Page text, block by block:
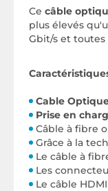
Ce câble
plus élevés
Gbit/s et toutes
Cable
Prise en
Câble à fibre
Grâce à la
Le câble à
Les
Le câble